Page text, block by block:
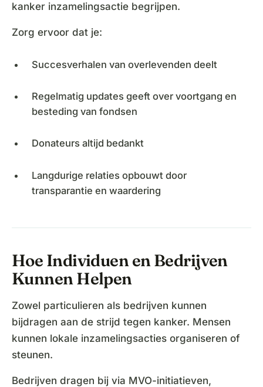
kanker inzamelingsactie begrijpen.
Zorg ervoor dat je:
Succesverhalen van overlevenden deelt
Regelmatig updates geeft over voortgang en
besteding van fondsen
Donateurs altijd bedankt
Langdurige relaties opbouwt door
transparantie en waardering
Hoe Individuen en Bedrijven
Kunnen Helpen
Zowel particulieren als bedrijven kunnen
bijdragen aan de strijd tegen kanker. Mensen
kunnen lokale inzamelingsacties organiseren of
steunen.
Bedrijven dragen bij via MVO-initiatieven,